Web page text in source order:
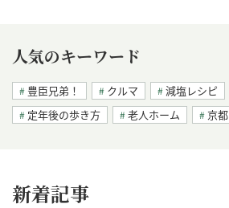
人気のキーワード
豊臣兄弟！ クルマ 減塩レシピ
定年後の歩き方
老人ホーム 京都
新着記事